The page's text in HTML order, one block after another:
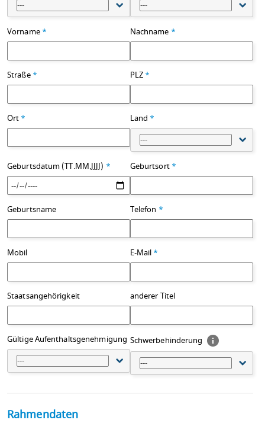
--- ---
Vorname * Nachname *
Straße * PLZ *
Ort * Land *
---
Geburtsdatum (TT.MM.JJJJ) * Geburtsort *
Geburtsname Telefon *
Mobil E-Mail *
Staatsangehörigkeit anderer Titel
Gültige Aufenthaltsgenehmigung
---
Schwerbehinderung
---
Rahmendaten